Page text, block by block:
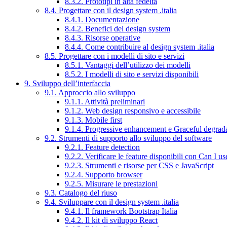
8.4. Progettare con il design system .italia
8.4.1. Documentazione
8.4.2. Benefici del design system
8.4.3. Risorse operative
8.4.4. Come contribuire al design system .italia
8.5. Progettare con i modelli di sito e servizi
8.5.1. Vantaggi dell’utilizzo dei modelli
8.5.2. I modelli di sito e servizi disponibili
9. Sviluppo dell’interfaccia
9.1. Approccio allo sviluppo
9.1.1. Attività preliminari
9.1.2. Web design responsivo e accessibile
9.1.3. Mobile first
9.1.4. Progressive enhancement e Graceful
9.2. Strumenti di supporto allo sviluppo del software
9.2.1. Feature detection
9.2.2. Verificare le feature disponibili con Can I
9.2.3. Strumenti e risorse per CSS e JavaScript
9.2.4. Supporto browser
9.2.5. Misurare le prestazioni
9.3. Catalogo del riuso
9.4. Sviluppare con il design system .italia
9.4.1. Il framework Bootstrap Italia
9.4.2. Il kit di sviluppo React